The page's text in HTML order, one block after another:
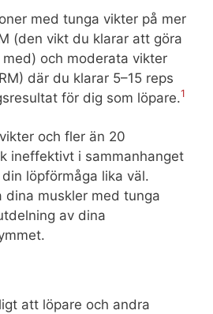
med tunga vikter på mer
(den vikt du klarar att göra
och moderata vikter
där du klarar 5–15 reps
för dig som löpare.1
och fler än 20
ineffektivt i sammanhanget
löpförmåga lika väl.
dina muskler med tunga
av dina
att löpare och andra